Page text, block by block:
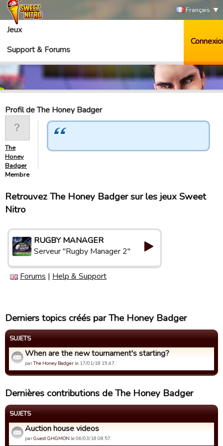
Français
Jeux
Support & Forums
Profil de The Honey Badger
The
Honey
Badger
Membre
Retrouvez The Honey Badger sur les jeux Sweet
Nitro
RUGBY MANAGER
Serveur "Rugby Manager 2"
Forums | Help & Support
Derniers topics créés par The Honey Badger
SUJETS
When are the new tournament's starting?
parThe Honey Badger le 17/01/18 19:47.
Dernières contributions de The Honey Badger
SUJETS
Auction house videos
parGuest GHGMON le 06/03/18 08:57.